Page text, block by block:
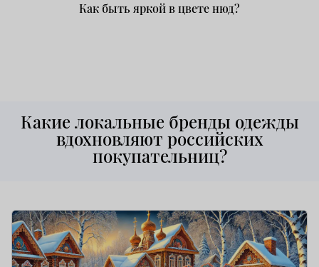
Как быть яркой в цвете нюд?
Какие локальные бренды одежды
вдохновляют российских
покупательниц?